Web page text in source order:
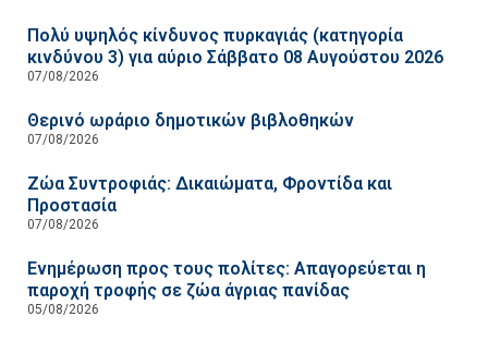
Πολύ υψηλός κίνδυνος πυρκαγιάς (κατηγορία
κινδύνου 3) για αύριο Σάββατο 08 Αυγούστου 2026
07/08/2026
Θερινό ωράριο δημοτικών βιβλοθηκών
07/08/2026
Ζώα Συντροφιάς: Δικαιώματα, Φροντίδα και
Προστασία
07/08/2026
Ενημέρωση προς τους πολίτες: Απαγορεύεται η
παροχή τροφής σε ζώα άγριας πανίδας
05/08/2026